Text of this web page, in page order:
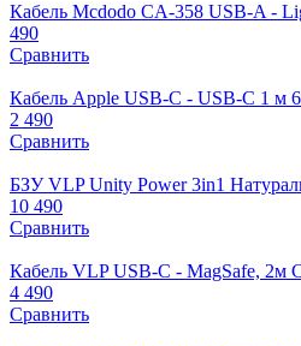
Кабель Mcdodo CA-358 USB-A -
490
Сравнить
Кабель Apple USB-C - USB-C 1 м
2 490
Сравнить
БЗУ VLP Unity Power 3in1
10 490
Сравнить
Кабель VLP USB-C - MagSafe, 2м
4 490
Сравнить